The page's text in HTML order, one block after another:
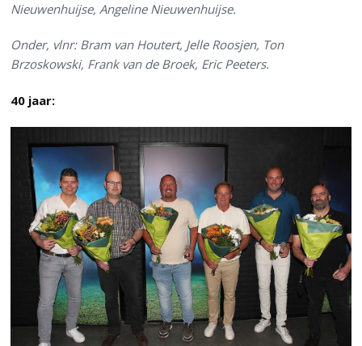
Nieuwenhuijse, Angeline Nieuwenhuijse.
Onder, vlnr: Bram van Houtert, Jelle Roosjen, Ton
Brzoskowski, Frank van de Broek, Eric Peeters.
40 jaar: